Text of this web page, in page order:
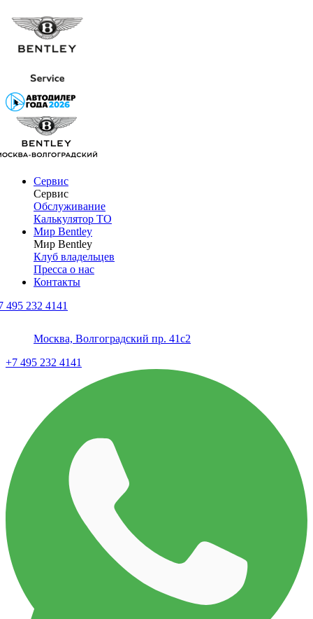
Сервис
Сервис
Обслуживание
Калькулятор ТО
Мир Bentley
Мир Bentley
Клуб владельцев
Пресса о нас
Контакты
495 232 4141
Москва, Волгоградский пр. 41с2
+7 495 232 4141